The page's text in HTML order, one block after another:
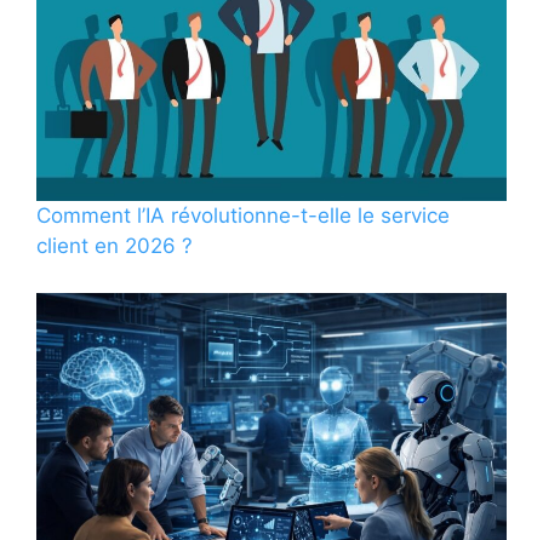
Comment l’IA révolutionne-t-elle le service
client en 2026 ?